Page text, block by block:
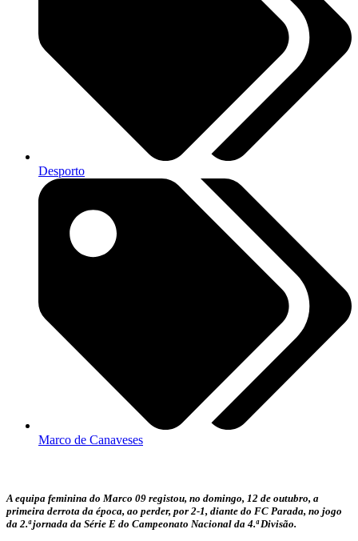
Desporto
Marco de Canaveses
A equipa feminina do Marco 09 registou, no domingo, 12 de outubro, a
primeira derrota da época, ao perder, por 2-1, diante do FC Parada, no jogo
da 2.ª jornada da Série E do Campeonato Nacional da 4.ª Divisão.